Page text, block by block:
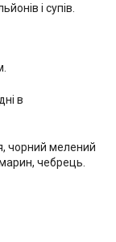
і супів.
в
чорний мелений
чебрець.